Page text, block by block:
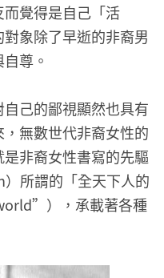
覺得是自己「活
象除了早逝的非裔男
尊。
己的鄙視顯然也具有
無數世代非裔女性的
非裔女性書寫的先驅
所謂的「全天下人的
），承載著各種